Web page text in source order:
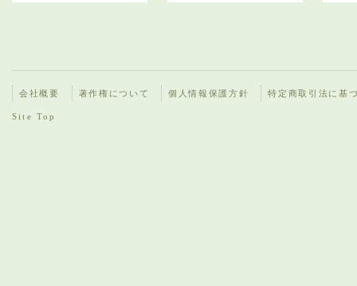
会社概要 著作権について 個人情報保護方針 特定商取引法に基
Site Top